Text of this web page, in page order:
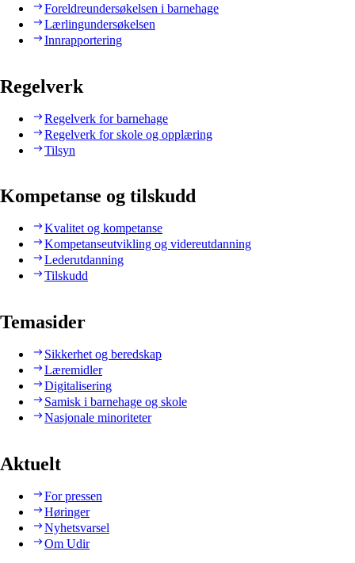
Foreldreundersøkelsen i barnehage
Lærlingundersøkelsen
Innrapportering
Regelverk
Regelverk for barnehage
Regelverk for skole og opplæring
Tilsyn
Kompetanse og tilskudd
Kvalitet og kompetanse
Kompetanseutvikling og videreutdanning
Lederutdanning
Tilskudd
Temasider
Sikkerhet og beredskap
Læremidler
Digitalisering
Samisk i barnehage og skole
Nasjonale minoriteter
Aktuelt
For pressen
Høringer
Nyhetsvarsel
Om Udir